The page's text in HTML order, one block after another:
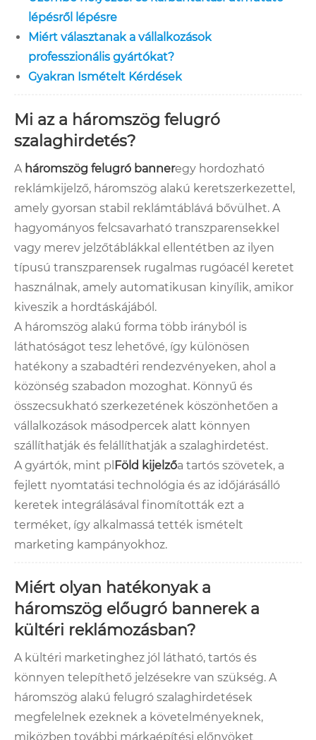
lépésről lépésre
Miért választanak a vállalkozások
professzionális gyártókat?
Gyakran Ismételt Kérdések
Mi az a háromszög felugró
szalaghirdetés?
A háromszög felugró banneregy hordozható
reklámkijelző, háromszög alakú keretszerkezettel,
amely gyorsan stabil reklámtáblává bővülhet. A
hagyományos felcsavarható transzparensekkel
vagy merev jelzőtáblákkal ellentétben az ilyen
típusú transzparensek rugalmas rugóacél keretet
használnak, amely automatikusan kinyílik, amikor
kiveszik a hordtáskájából.
A háromszög alakú forma több irányból is
láthatóságot tesz lehetővé, így különösen
hatékony a szabadtéri rendezvényeken, ahol a
közönség szabadon mozoghat. Könnyű és
összecsukható szerkezetének köszönhetően a
vállalkozások másodpercek alatt könnyen
szállíthatják és felállíthatják a szalaghirdetést.
A gyártók, mint pl Föld kijelzőa tartós szövetek, a
fejlett nyomtatási technológia és az időjárásálló
keretek integrálásával finomították ezt a
terméket, így alkalmassá tették ismételt
marketing kampányokhoz.
Miért olyan hatékonyak a
háromszög előugró bannerek a
kültéri reklámozásban?
A kültéri marketinghez jól látható, tartós és
könnyen telepíthető jelzésekre van szükség. A
háromszög alakú felugró szalaghirdetések
megfelelnek ezeknek a követelményeknek,
miközben további márkaépítési előnyöket